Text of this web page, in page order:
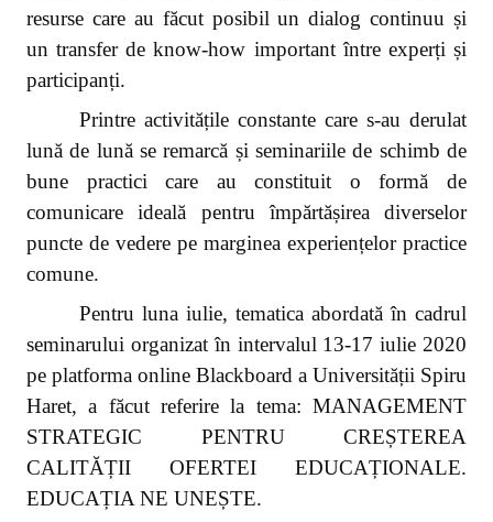
resurse care au făcut posibil un dialog continuu și
un transfer de know-how important între experți și
participanți.
Printre activitățile constante care s-au derulat
lună de lună se remarcă și seminariile de schimb de
bune practici care au constituit o formă de
comunicare ideală pentru împărtășirea diverselor
puncte de vedere pe marginea experiențelor practice
comune.
Pentru luna iulie, tematica abordată în cadrul
seminarului organizat în intervalul 13-17 iulie 2020
pe platforma online Blackboard a Universității Spiru
Haret, a făcut referire la tema: MANAGEMENT
STRATEGIC PENTRU CREȘTEREA
CALITĂȚII OFERTEI EDUCAȚIONALE.
EDUCAȚIA NE UNEȘTE.